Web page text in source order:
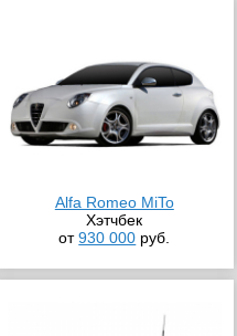
Alfa Romeo MiTo
Хэтчбек
от930 000 руб.